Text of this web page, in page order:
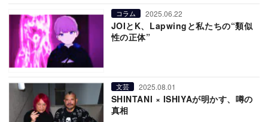
コラム 2025.06.22
JOIとK、Lapwingと私たちの“類似
性の正体”
文芸 2025.08.01
SHINTANI × ISHIYAが明かす、噂の
真相